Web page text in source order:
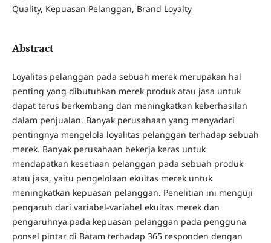
Quality, Kepuasan Pelanggan, Brand Loyalty
Abstract
Loyalitas pelanggan pada sebuah merek merupakan hal
penting yang dibutuhkan merek produk atau jasa untuk
dapat terus berkembang dan meningkatkan keberhasilan
dalam penjualan. Banyak perusahaan yang menyadari
pentingnya mengelola loyalitas pelanggan terhadap sebuah
merek. Banyak perusahaan bekerja keras untuk
mendapatkan kesetiaan pelanggan pada sebuah produk
atau jasa, yaitu pengelolaan ekuitas merek untuk
meningkatkan kepuasan pelanggan. Penelitian ini menguji
pengaruh dari variabel-variabel ekuitas merek dan
pengaruhnya pada kepuasan pelanggan pada pengguna
ponsel pintar di Batam terhadap 365 responden dengan